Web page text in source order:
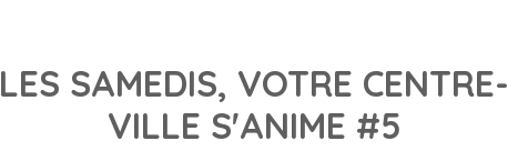
LES SAMEDIS, VOTRE CENTRE-
VILLE S'ANIME #5